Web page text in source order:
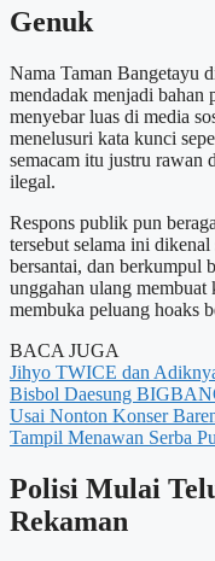
Genuk
Nama Taman Bangetayu
mendadak menjadi bahan
menyebar luas di media
menelusuri kata kunci
semacam itu justru rawan
ilegal.
Respons publik pun
tersebut selama ini
bersantai, dan berkumpul
unggahan ulang membuat
membuka peluang hoaks
BACA JUGA
Jihyo TWICE dan
Bisbol Daesung
Usai Nonton Konser
Tampil Menawan Serba
Polisi Mulai
Rekaman